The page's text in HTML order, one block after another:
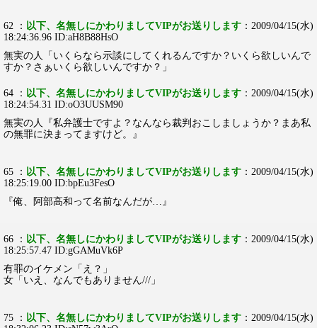
62 ： 以下、名無しにかわりましてVIPがお送りします ：2009/04/15(水)
18:24:36.96 ID:aH8B88HsO
無実の人「いくらなら示談にしてくれるんですか？いくら欲しいんで
すか？さぁいくら欲しいんですか？」
64 ： 以下、名無しにかわりましてVIPがお送りします ：2009/04/15(水)
18:24:54.31 ID:oO3UUSM90
無実の人『私弁護士ですよ？なんなら裁判おこしましょうか？まあ私
の無罪に決まってますけど。』
65 ： 以下、名無しにかわりましてVIPがお送りします ：2009/04/15(水)
18:25:19.00 ID:bpEu3FesO
『俺、阿部高和って名前なんだが…』
66 ： 以下、名無しにかわりましてVIPがお送りします ：2009/04/15(水)
18:25:57.47 ID:gGAMuVk6P
有罪のイケメン「え？」
女「いえ、なんでもありません///」
75 ： 以下、名無しにかわりましてVIPがお送りします ：2009/04/15(水)